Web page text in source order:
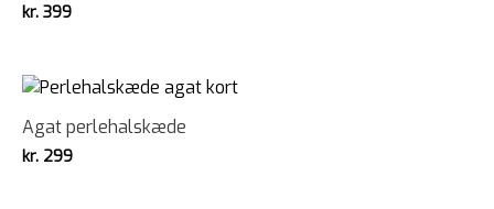
kr. 399
Agat perlehalskæde
kr. 299